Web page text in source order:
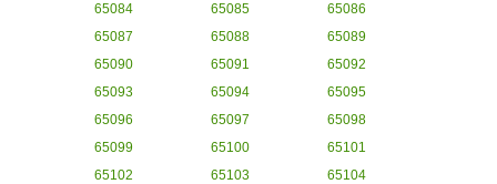
65084
65085
65086
65087
65088
65089
65090
65091
65092
65093
65094
65095
65096
65097
65098
65099
65100
65101
65102
65103 65104